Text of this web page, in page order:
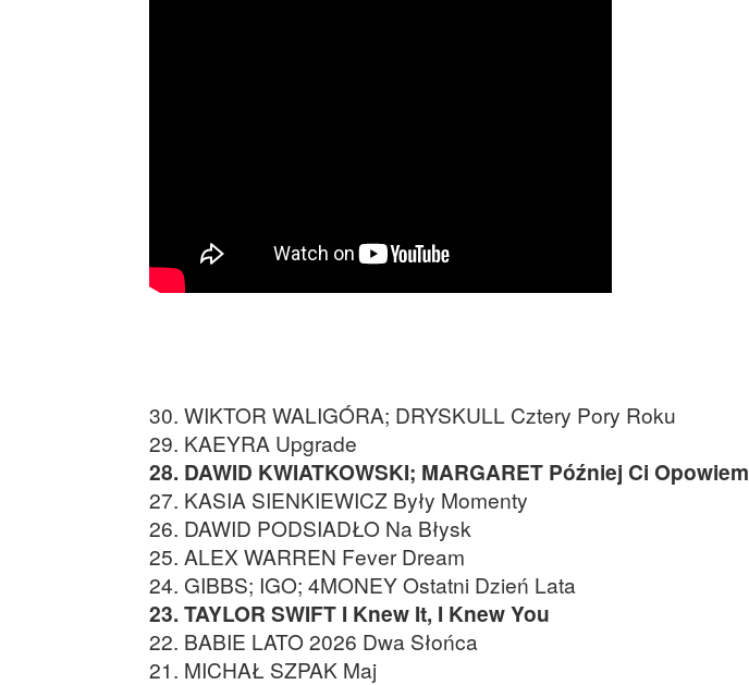
30. WIKTOR WALIGÓRA; DRYSKULL Cztery Pory Roku
29. KAEYRA Upgrade
28. DAWID KWIATKOWSKI; MARGARET Później Ci Opowiem
27. KASIA SIENKIEWICZ Były Momenty
26. DAWID PODSIADŁO Na Błysk
25. ALEX WARREN Fever Dream
24. GIBBS; IGO; 4MONEY Ostatni Dzień Lata
23. TAYLOR SWIFT I Knew It, I Knew You
22. BABIE LATO 2026 Dwa Słońca
21. MICHAŁ SZPAK Maj